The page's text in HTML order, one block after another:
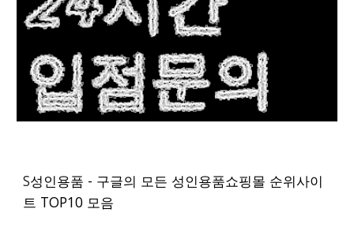
S성인용품 - 구글의 모든 성인용품쇼핑몰 순위사이
트 TOP10 모음